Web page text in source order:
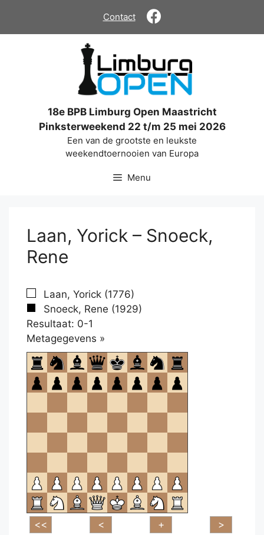
de
Contact
18e BPB Limburg Open Maastricht
Pinksterweekend 22 t/m 25 mei 2026
Een van de grootste en leukste
weekendtoernooien van Europa
Menu
Laan, Yorick – Snoeck,
Rene
Laan, Yorick (1776)
Snoeck, Rene (1929)
Resultaat: 0-1
Metagegevens »
om
te
openen.